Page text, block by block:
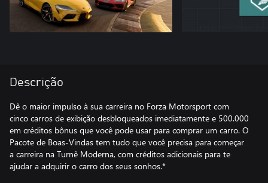
Descrição
Dê o maior impulso à sua carreira no Forza Motorsport com
cinco carros de exibição desbloqueados imediatamente e 500.000
em créditos bônus que você pode usar para comprar um carro. O
Pacote de Boas-Vindas tem tudo que você precisa para começar
a carreira na Turnê Moderna, com créditos adicionais para te
ajudar a adquirir o carro dos seus sonhos.*